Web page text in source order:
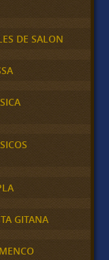
DE SALON
GITANA